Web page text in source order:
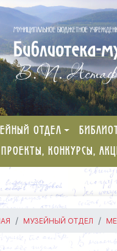
ОТДЕЛ
ПРОЕКТЫ, КОНКУРСЫ,
МУЗЕЙНЫЙ ОТДЕЛ